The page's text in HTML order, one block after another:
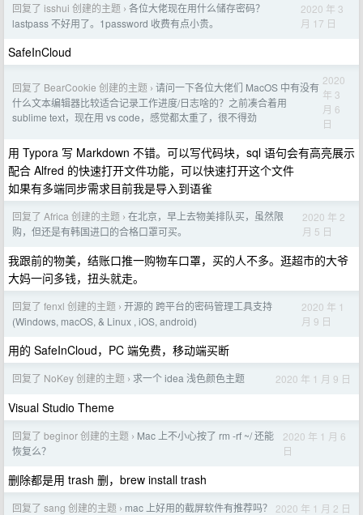
回复了 isshui 创建的主题 › 各位大佬现在用什么储存密码？
lastpass 不好用了。1password 收费有点小贵。
2020 年 3
月 17 日
SafeInCloud
回复了 BearCookie 创建的主题 › 请问一下各位大佬们 MacOS 中有没有
什么文本编辑器比较适合记录工作进度/日志啥的？之前凑合着用
sublime text，现在用 vs code，感觉都太重了，很不得劲
2020
年 3
月 6
日
用 Typora 写 Markdown 不错。可以写代码块，sql 语句会有高亮展示
配合 Alfred 的快速打开文件功能，可以快速打开这个文件
如果有多端同步需求目前我是导入到语雀
回复了 Africa 创建的主题 › 在北京，早上去物美排队买，虽然限
购，但还是有韩国进口的合格口罩可买。
2020 年 2
月 5 日
我跟前的物美，结账口推一购物车口罩，买的人不多。逛超市的大爷
大妈一问多钱，扭头就走。
回复了 fenxl 创建的主题 › 开源的 跨平台的密码管理工具支持
(Windows, macOS, & Linux , iOS, android)
2020 年 1
月 9 日
用的 SafeInCloud，PC 端免费，移动端买断
回复了 NoKey 创建的主题 › 求一个 idea 浅色颜色主题 2020 年 1 月 9 日
Visual Studio Theme
回复了 beginor 创建的主题 › Mac 上不小心按了 rm -rf ~/ 还能
恢复么？
2020 年 1 月 6
日
删除都是用 trash 删，brew install trash
回复了 sang 创建的主题 › mac 上好用的截屏软件有推荐吗？ 2020 年 1 月 2 日